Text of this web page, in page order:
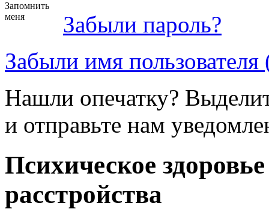
Запомнить
меня
Забыли пароль?
Забыли имя пользователя
Нашли опечатку?
и отправьте нам
Психическое
расстройства